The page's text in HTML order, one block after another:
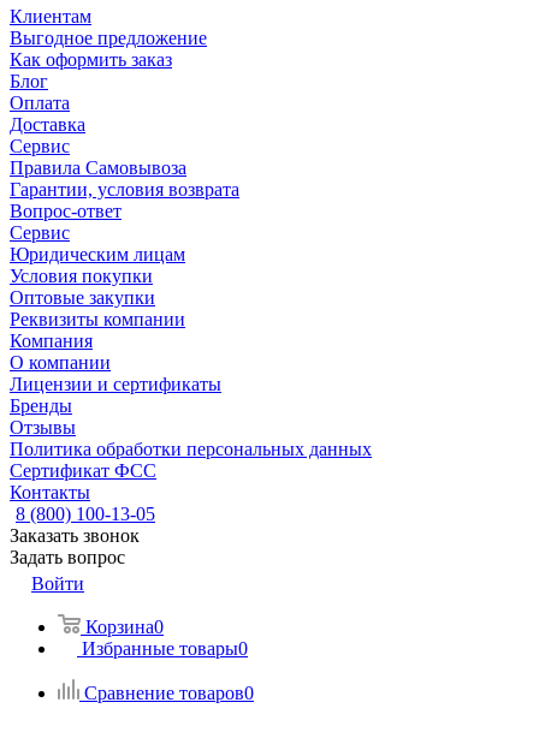
Клиентам
Выгодное предложение
Как оформить заказ
Блог
Оплата
Доставка
Сервис
Правила Самовывоза
Гарантии, условия возврата
Вопрос-ответ
Сервис
Юридическим лицам
Условия покупки
Оптовые закупки
Реквизиты компании
Компания
О компании
Лицензии и сертификаты
Бренды
Отзывы
Политика обработки персональных данных
Сертификат ФСС
Контакты
8 (800) 100-13-05
Заказать звонок
Задать вопрос
Войти
Корзина0
Избранные товары0
Сравнение товаров0